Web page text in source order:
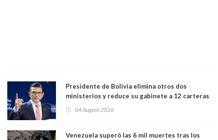
Presidente de Bolivia elimina otros dos
ministerios y reduce su gabinete a 12 carteras
04 August 2026
Venezuela superó las 6 mil muertes tras los